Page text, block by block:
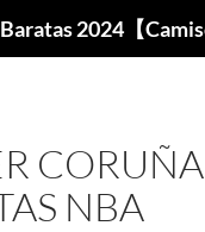
CORUÑA
NBA